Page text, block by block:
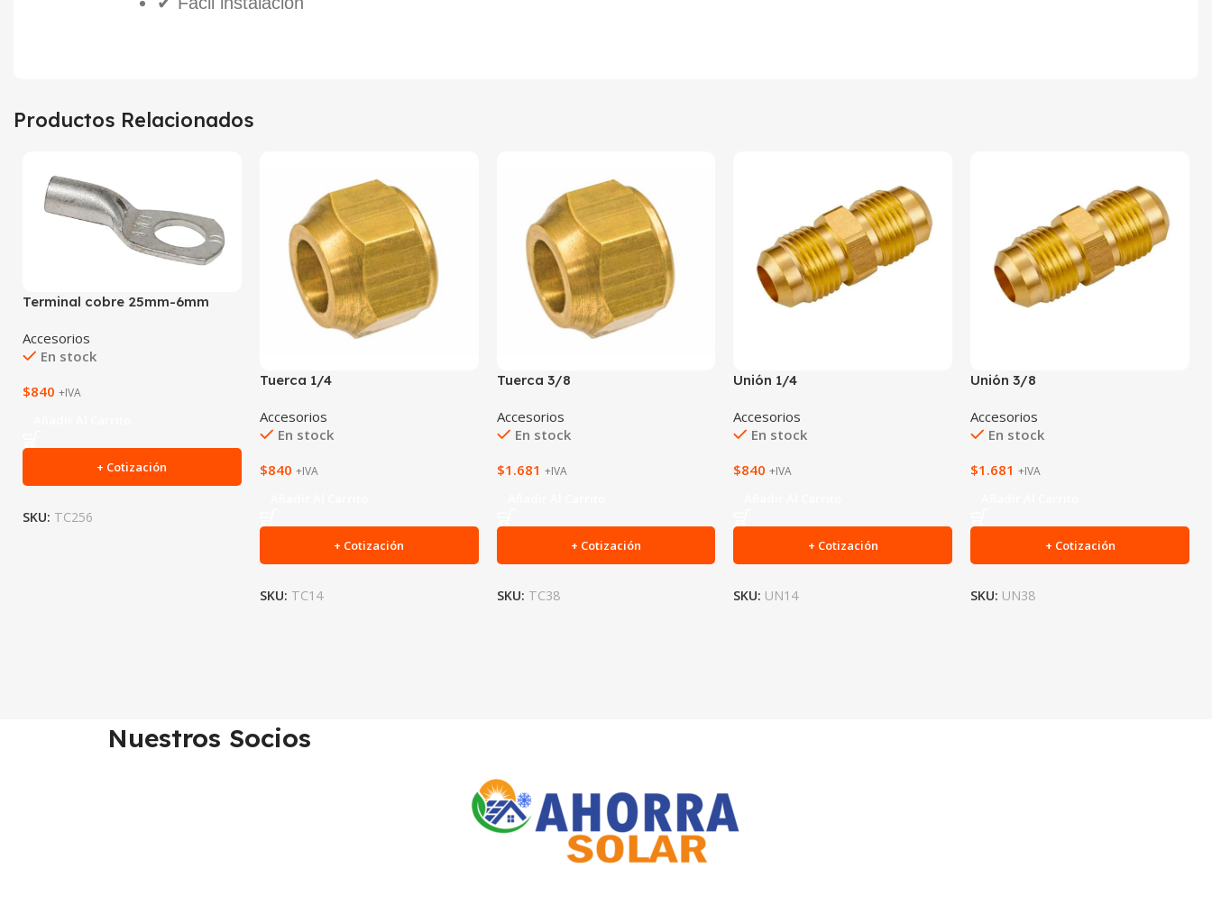
Productos Relacionados
Terminal cobre 25mm-6mm
Accesorios
En stock
$840 +IVA
+ Cotización
SKU: TC256
Tuerca 1/4
Accesorios
En stock
$840 +IVA
+ Cotización
SKU: TC14
Tuerca 3/8
Accesorios
En stock
$1.681 +IVA
+ Cotización
SKU: TC38
Unión 1/4
Accesorios
En stock
$840 +IVA
+ Cotización
SKU: UN14
Unión 3/8
Accesorios
En stock
$1.681 +IVA
+ Cotización
SKU: UN38
Nuestros Socios